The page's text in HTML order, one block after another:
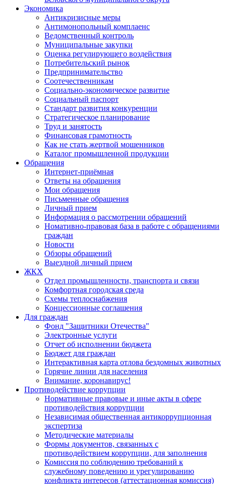
Экономика
Антикризисные меры
Антимонопольный комплаенс
Ведомственный контроль
Муниципальные закупки
Оценка регулирующего воздействия
Потребительский рынок
Предпринимательство
Соотечественникам
Социально-экономическое развитие
Социальный паспорт
Стандарт развития конкуренции
Стратегическое планирование
Труд и занятость
Финансовая грамотность
Как не стать жертвой мошенников
Каталог промышленной продукции
Обращения
Интернет-приёмная
Ответы на обращения
Мои обращения
Письменные обращения
Личный прием
Информация о рассмотрении обращений
Номативно-правовая база в работе с обращениями
граждан
Новости
Обзоры обращений
Выездной личный прием
ЖКХ
Отдел промышленности, транспорта и связи
Комфортная городская среда
Схемы теплоснабжения
Концессионные соглашения
Для граждан
Фонд "Защитники Отечества"
Электронные услуги
Отчет об исполнении бюджета
Бюджет для граждан
Интерактивная карта отлова бездомных животных
Горячие линии для населения
Внимание, коронавирус!
Противодействие коррупции
Нормативные правовые и иные акты в сфере
противодействия коррупции
Независимая общественная антикоррупционная
экспертиза
Методические материалы
Формы документов, связанных с
противодействием коррупции, для заполнения
Комиссия по соблюдению требований к
служебному поведению и урегулированию
конфликта интересов (аттестационная комиссия)